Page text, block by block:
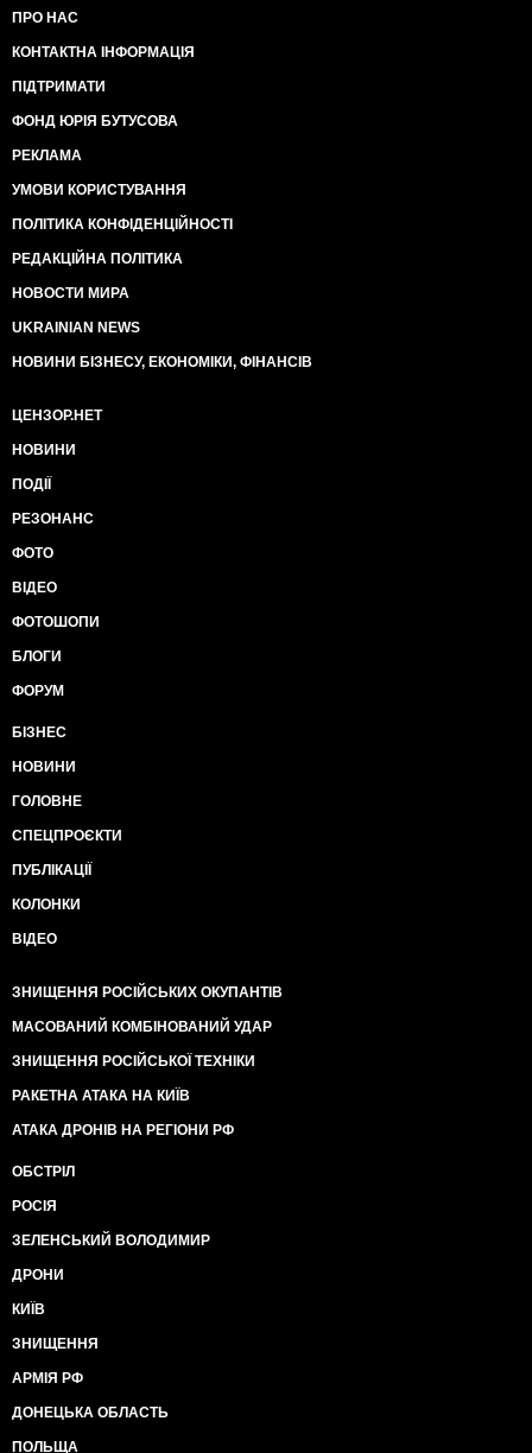
ПРО НАС
КОНТАКТНА ІНФОРМАЦІЯ
ПІДТРИМАТИ
ФОНД ЮРІЯ БУТУСОВА
РЕКЛАМА
УМОВИ КОРИСТУВАННЯ
ПОЛІТИКА КОНФІДЕНЦІЙНОСТІ
РЕДАКЦІЙНА ПОЛІТИКА
НОВОСТИ МИРА
UKRAINIAN NEWS
НОВИНИ БІЗНЕСУ, ЕКОНОМІКИ, ФІНАНСІВ
ЦЕНЗОР.НЕТ
НОВИНИ
ПОДІЇ
РЕЗОНАНС
ФОТО
ВІДЕО
ФОТОШОПИ
БЛОГИ
ФОРУМ
БІЗНЕС
НОВИНИ
ГОЛОВНЕ
СПЕЦПРОЄКТИ
ПУБЛІКАЦІЇ
КОЛОНКИ
ВІДЕО
ЗНИЩЕННЯ РОСІЙСЬКИХ ОКУПАНТІВ
МАСОВАНИЙ КОМБІНОВАНИЙ УДАР
ЗНИЩЕННЯ РОСІЙСЬКОЇ ТЕХНІКИ
РАКЕТНА АТАКА НА КИЇВ
АТАКА ДРОНІВ НА РЕГІОНИ РФ
ОБСТРІЛ
РОСІЯ
ЗЕЛЕНСЬКИЙ ВОЛОДИМИР
ДРОНИ
КИЇВ
ЗНИЩЕННЯ
АРМІЯ РФ
ДОНЕЦЬКА ОБЛАСТЬ
ПОЛЬЩА